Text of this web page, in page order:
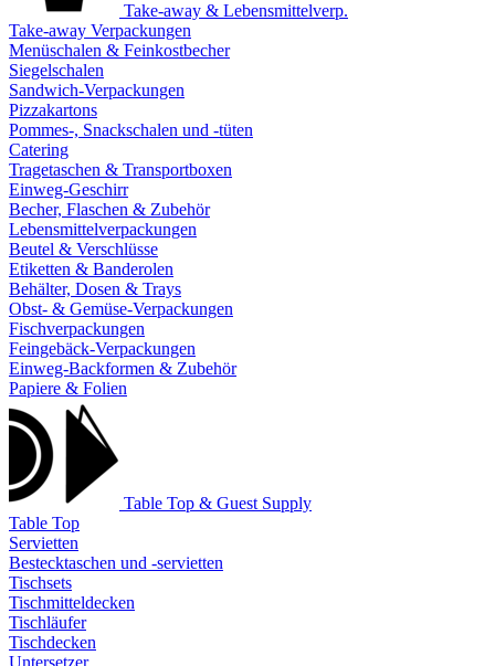
Take-away & Lebensmittelverp.
Take-away Verpackungen
Menüschalen & Feinkostbecher
Siegelschalen
Sandwich-Verpackungen
Pizzakartons
Pommes-, Snackschalen und -tüten
Catering
Tragetaschen & Transportboxen
Einweg-Geschirr
Becher, Flaschen & Zubehör
Lebensmittelverpackungen
Beutel & Verschlüsse
Etiketten & Banderolen
Behälter, Dosen & Trays
Obst- & Gemüse-Verpackungen
Fischverpackungen
Feingebäck-Verpackungen
Einweg-Backformen & Zubehör
Papiere & Folien
Table Top & Guest Supply
Table Top
Servietten
Bestecktaschen und -servietten
Tischsets
Tischmitteldecken
Tischläufer
Tischdecken